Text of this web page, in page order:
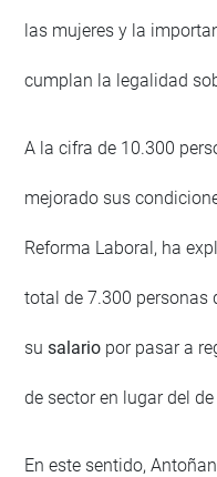
las mujeres y la
cumplan la legalidad
A la cifra de 10.300
mejorado sus
Reforma Laboral, ha
total de 7.300 personas
susalario por pasar a
de sector en lugar del
En este sentido,